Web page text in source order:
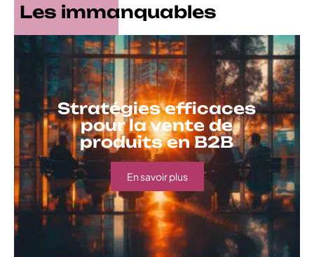
Les immanquables
Stratégies efficaces
pour la vente de
produits en B2B
En savoir plus